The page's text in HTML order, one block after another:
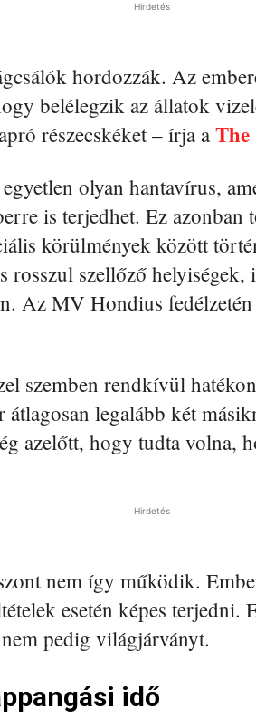
Hirdetés
hordozzák. Az
belélegzik az állatok
részecskéket – írja a
olyan hantavírus,
is terjedhet. Ez azonban
körülmények között
rosszul szellőző helyiségek,
Az MV Hondius
szemben rendkívül
legalább két
azelőtt, hogy tudta volna,
Hirdetés
nem így működik.
esetén képes terjedni.
pedig világjárványt.
idő